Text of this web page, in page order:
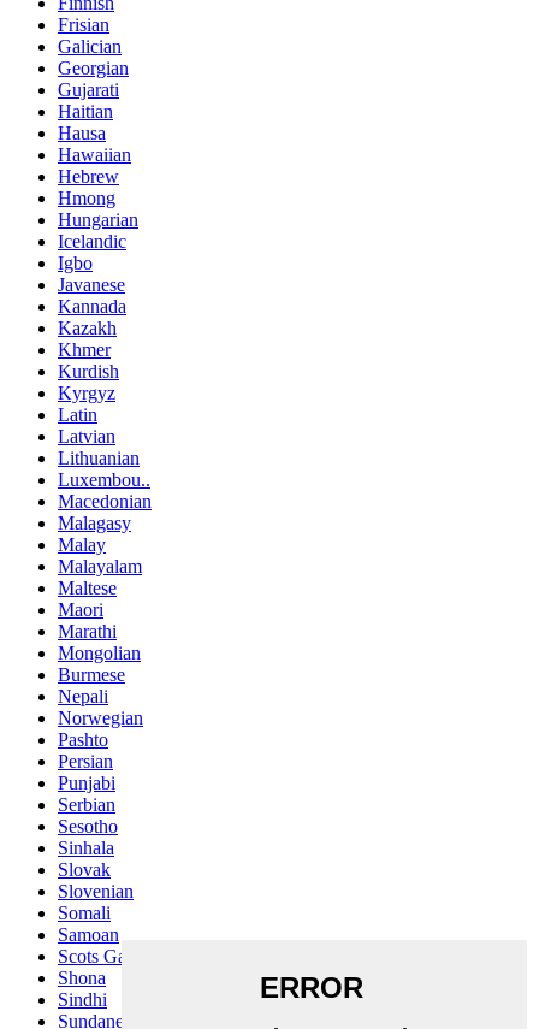
Frisian
Galician
Georgian
Gujarati
Haitian
Hausa
Hawaiian
Hebrew
Hmong
Hungarian
Icelandic
Igbo
Javanese
Kannada
Kazakh
Khmer
Kurdish
Kyrgyz
Latin
Latvian
Lithuanian
Luxembou..
Macedonian
Malagasy
Malay
Malayalam
Maltese
Maori
Marathi
Mongolian
Burmese
Nepali
Norwegian
Pashto
Persian
Punjabi
Serbian
Sesotho
Sinhala
Slovak
Slovenian
Somali
Samoan
Scots Gaelic
Shona
Sindhi
Sundanese